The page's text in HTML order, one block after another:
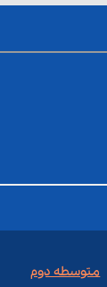
متوسطه دوم